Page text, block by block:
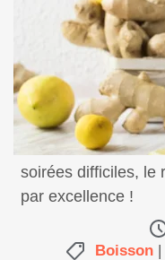
Un bon cocktail
soirées difficiles, le
par excellence !
Boisson |